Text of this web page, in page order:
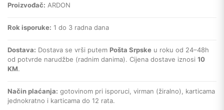
Proizvođač: ARDON
Rok isporuke: 1 do 3 radna dana
Dostava: Dostava se vrši putem Pošta Srpske u roku od 24–48h
od potvrde narudžbe (radnim danima). Cijena dostave iznosi 10
KM.
Način plaćanja: gotovinom pri isporuci, virman (žiralno), karticama
jednokratno i karticama do 12 rata.